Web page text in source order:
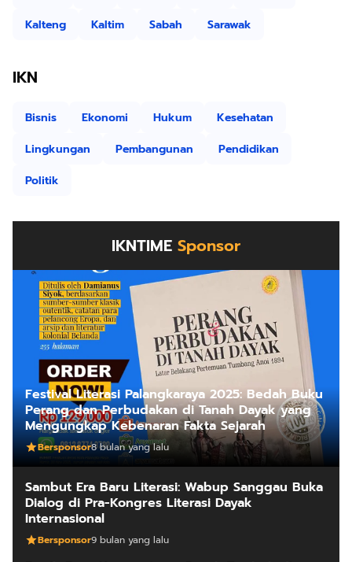
Kalteng
Kaltim Sabah Sarawak
IKN
Bisnis Ekonomi Hukum
Kesehatan
Lingkungan
Pembangunan
Pendidikan
Politik
IKNTIME Sponsor
Festival Literasi Palangkaraya 2025: Bedah Buku
Perang dan Perbudakan di Tanah Dayak yang
Mengungkap Kebenaran Fakta Sejarah
Bersponsor8 bulan yang lalu
Sambut Era Baru Literasi: Wabup Sanggau Buka
Dialog di Pra-Kongres Literasi Dayak
Internasional
Bersponsor9 bulan yang lalu